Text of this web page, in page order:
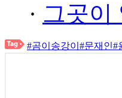
· 그곳이
#곰이송강이 #문재인#